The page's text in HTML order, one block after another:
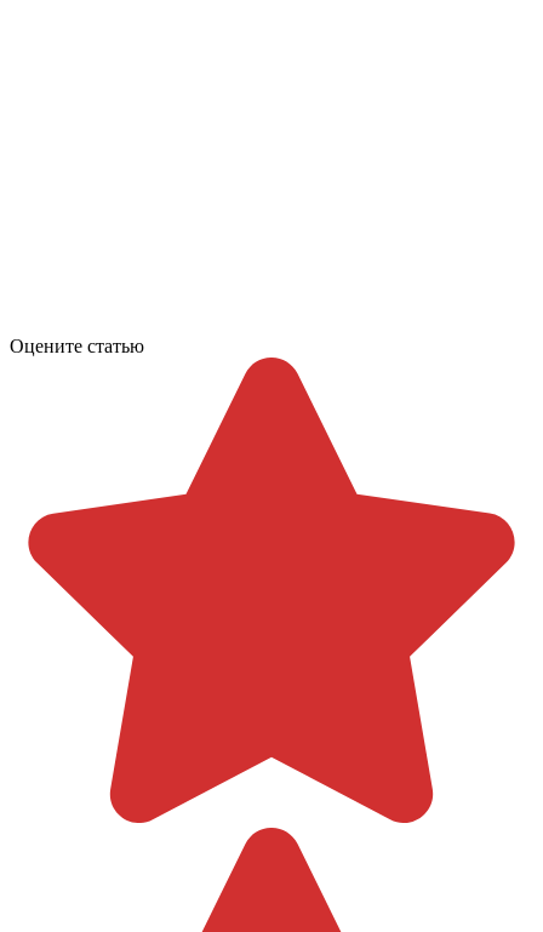
Оцените статью